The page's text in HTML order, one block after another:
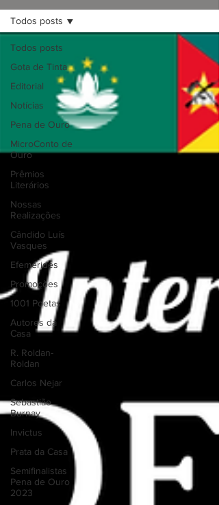
Todos posts
Gota de Tinta
Editorial
Notícias
Pena de Ouro
MicroConto de
Ouro
Prêmios
Literários
Nossas
Realizações
Cândido Luís
Vasques
Efemérides
Promoções
1001 Poetas
Autores da
Casa
R. Roldan-
Roldan
Carlos Nejar
Sebastião
Burnay
Invictus
Prata da Casa
Semifinalistas
Pena de Ouro
2023
Todos posts